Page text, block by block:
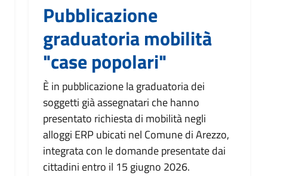
Pubblicazione
graduatoria mobilità
"case popolari"
È in pubblicazione la graduatoria dei
soggetti già assegnatari che hanno
presentato richiesta di mobilità negli
alloggi ERP ubicati nel Comune di Arezzo,
integrata con le domande presentate dai
cittadini entro il 15 giugno 2026.